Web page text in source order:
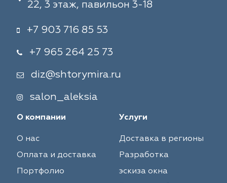
22, 3 этаж, павильон 3-18
+7 903 716 85 53
+7 965 264 25 73
diz@shtorymira.ru
salon_aleksia
О компании
О нас
Оплата и доставка
Портфолио
Услуги
Доставка в регионы
Разработка
эскиза окна